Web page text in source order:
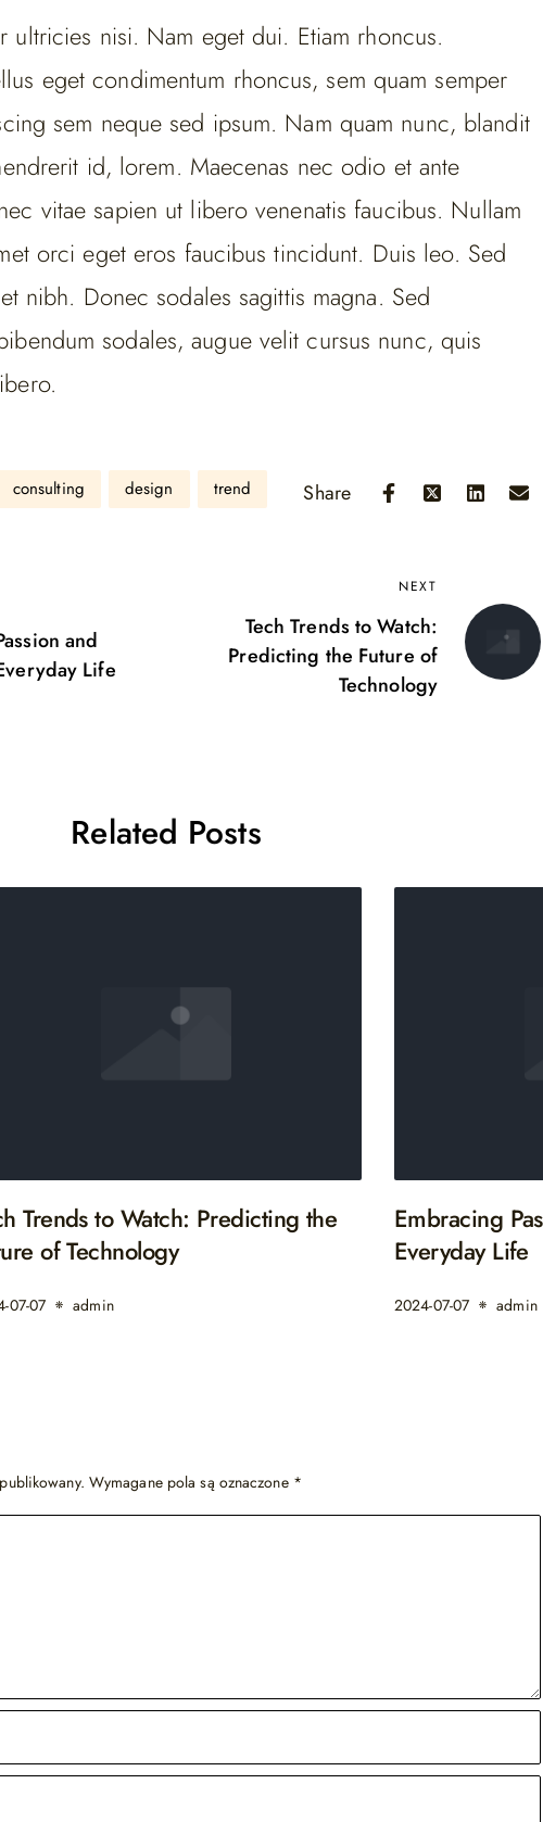
ultricies nisi. Nam eget dui. Etiam rhoncus.
eget condimentum rhoncus, sem quam semper
sem neque sed ipsum. Nam quam nunc, blandit
id, lorem. Maecenas nec odio et ante
vitae sapien ut libero venenatis faucibus. Nullam
orci eget eros faucibus tincidunt. Duis leo. Sed
nibh. Donec sodales sagittis magna. Sed
sodales, augue velit cursus nunc, quis
consulting design trend Share
and
Life
NEXT
Tech Trends to Watch:
Predicting the Future of
Technology
Related Posts
Trends to Watch: Predicting the
of Technology
07-07 admin
Embracing
Everyday Life
2024-07-07 admin
Wymagane pola są oznaczone *